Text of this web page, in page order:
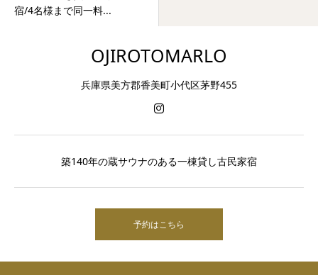
宿/4名様まで同一料...
OJIROTOMARLO
兵庫県美方郡香美町小代区茅野455
築140年の蔵サウナのある一棟貸し古民家宿
予約はこちら